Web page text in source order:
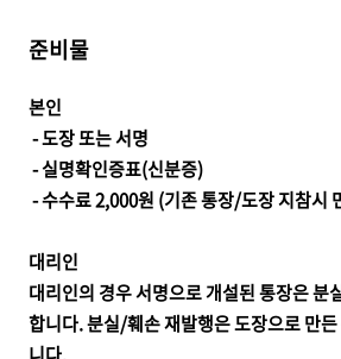
준비물
본인
- 도장 또는 서명
- 실명확인증표(신분증)
- 수수료 2,000원 (기존 통장/도장 지참시
대리인
대리인의 경우 서명으로 개설된 통장은 분
합니다. 분실/훼손 재발행은 도장으로 만